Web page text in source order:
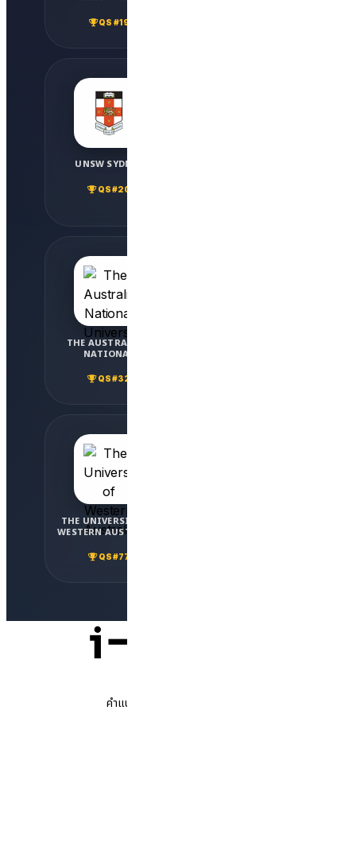
QS #19
UNSW SYDNEY
QS #20
THE AUSTRALIAN
NATIONAL
QS #32
THE UNIVERSITY OF
WESTERN AUSTRALIA
QS #77
คำแนะนำที่ซื่อสัตย์ โอกาสที่แท้จริง